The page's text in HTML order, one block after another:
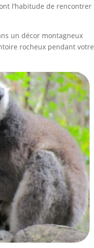
l’habitude de rencontrer
un décor montagneux
rocheux pendant votre